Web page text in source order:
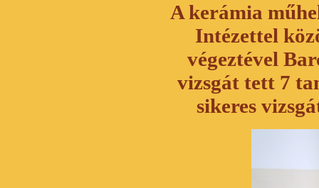
A kerámia
Intézettel
végeztével
vizsgát tett 7
sikeres